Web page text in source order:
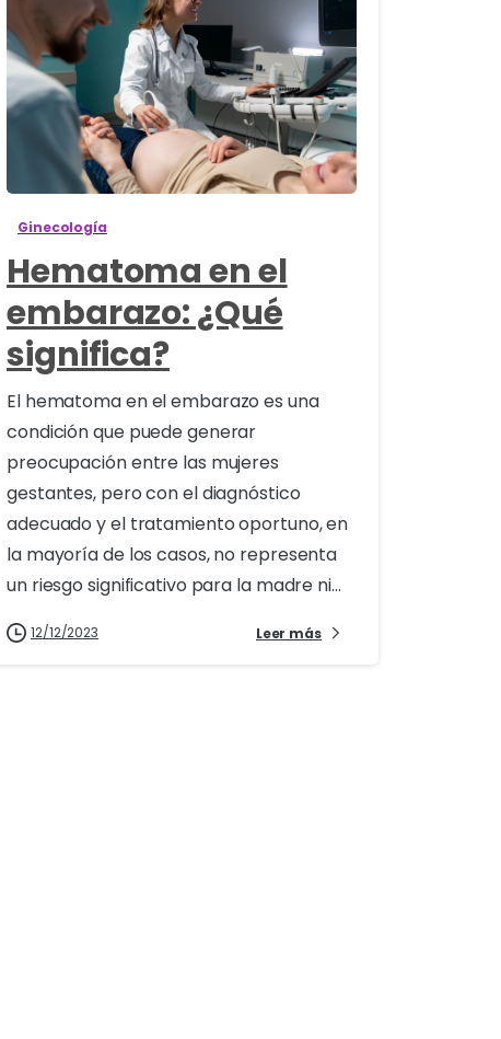
0
Ginecología
Hematoma en el
embarazo: ¿Qué
significa?
El hematoma en el embarazo es una
condición que puede generar
preocupación entre las mujeres
gestantes, pero con el diagnóstico
adecuado y el tratamiento oportuno, en
la mayoría de los casos, no representa
un riesgo significativo para la madre ni...
12/12/2023 Leer más